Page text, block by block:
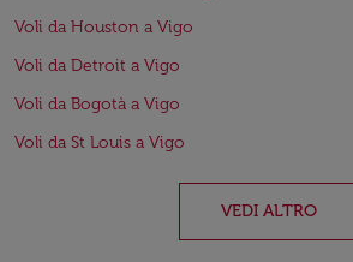
Voli da Houston a Vigo
Voli da Detroit a Vigo
Voli da Bogotà a Vigo
Voli da St Louis a Vigo
VEDI ALTRO